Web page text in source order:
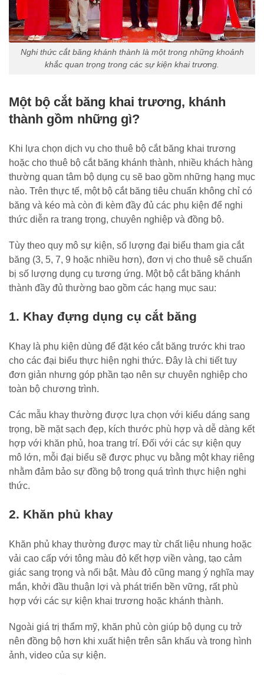
Nghi thức cắt băng khánh thành là một trong những khoảnh
khắc quan trọng trong các sự kiện khai trương.
Một bộ cắt băng khai trương, khánh
thành gồm những gì?
Khi lựa chọn dịch vụ cho thuê bộ cắt băng khai trương
hoặc cho thuê bộ cắt băng khánh thành, nhiều khách hàng
thường quan tâm bộ dụng cụ sẽ bao gồm những hạng mục
nào. Trên thực tế, một bộ cắt băng tiêu chuẩn không chỉ có
băng và kéo mà còn đi kèm đầy đủ các phụ kiện để nghi
thức diễn ra trang trọng, chuyên nghiệp và đồng bộ.
Tùy theo quy mô sự kiện, số lượng đại biểu tham gia cắt
băng (3, 5, 7, 9 hoặc nhiều hơn), đơn vị cho thuê sẽ chuẩn
bị số lượng dụng cụ tương ứng. Một bộ cắt băng khánh
thành đầy đủ thường bao gồm các hạng mục sau:
1. Khay đựng dụng cụ cắt băng
Khay là phụ kiện dùng để đặt kéo cắt băng trước khi trao
cho các đại biểu thực hiện nghi thức. Đây là chi tiết tuy
đơn giản nhưng góp phần tạo nên sự chuyên nghiệp cho
toàn bộ chương trình.
Các mẫu khay thường được lựa chọn với kiểu dáng sang
trọng, bề mặt sạch đẹp, kích thước phù hợp và dễ dàng kết
hợp với khăn phủ, hoa trang trí. Đối với các sự kiện quy
mô lớn, mỗi đại biểu sẽ được phục vụ bằng một khay riêng
nhằm đảm bảo sự đồng bộ trong quá trình thực hiện nghi
thức.
2. Khăn phủ khay
Khăn phủ khay thường được may từ chất liệu nhung hoặc
vải cao cấp với tông màu đỏ kết hợp viền vàng, tạo cảm
giác sang trọng và nổi bật. Màu đỏ cũng mang ý nghĩa may
mắn, khởi đầu thuận lợi và phát triển bền vững, rất phù
hợp với các sự kiện khai trương hoặc khánh thành.
Ngoài giá trị thẩm mỹ, khăn phủ còn giúp bộ dụng cụ trở
nên đồng bộ hơn khi xuất hiện trên sân khấu và trong hình
ảnh, video của sự kiện.